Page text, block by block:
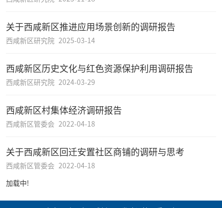
关于西咸新区推进应用场景创新的调研报告
西咸新区研究院 2025-03-14
西咸新区历史文化与红色资源保护利用调研报告
西咸新区研究院 2024-03-29
西咸新区村集体经济调研报告
西咸新区管委会 2022-04-18
关于西咸新区回迁安置社区商铺的调研与思考
西咸新区管委会 2022-04-18
加载中!